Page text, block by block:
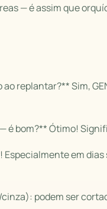
— é assim que
replantar?** Sim,
é bom?** Ótimo!
em
podem ser